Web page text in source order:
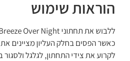
הוראות שימוש
כאשר הפסים בחלק העליון מציינים
לקרוע את צידי התחתון, לגלגל